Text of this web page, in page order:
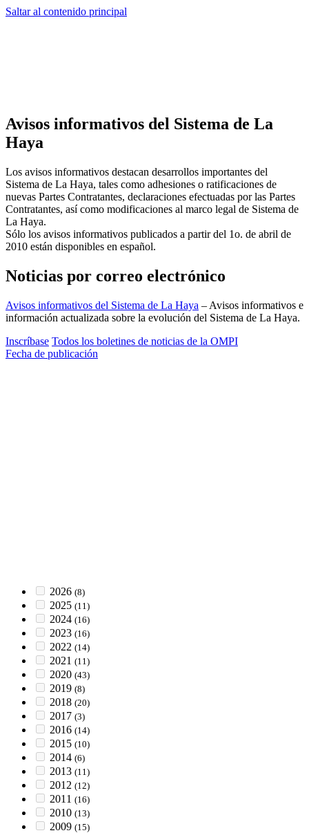
Saltar al contenido principal
Avisos informativos del Sistema de La
Haya
Los avisos informativos destacan desarrollos importantes del
Sistema de La Haya, tales como adhesiones o ratificaciones de
nuevas Partes Contratantes, declaraciones efectuadas por las Partes
Contratantes, así como modificaciones al marco legal de Sistema de
La Haya.
Sólo los avisos informativos publicados a partir del 1o. de abril de
2010 están disponibles en español.
Noticias por correo electrónico
Avisos informativos del Sistema de La Haya – Avisos informativos e
información actualizada sobre la evolución del Sistema de La Haya.
Inscríbase Todos los boletines de noticias de la OMPI
Fecha de publicación
2026 (8)
2025 (11)
2024 (16)
2023 (16)
2022 (14)
2021 (11)
2020 (43)
2019 (8)
2018 (20)
2017 (3)
2016 (14)
2015 (10)
2014 (6)
2013 (11)
2012 (12)
2011 (16)
2010 (13)
2009 (15)